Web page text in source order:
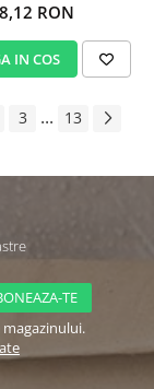
RON
IN COS
3 ... 13